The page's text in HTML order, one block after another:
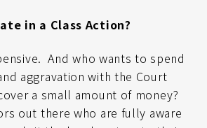
in a Class Action?
And who wants to spend
aggravation with the Court
a small amount of money?
out there who are fully aware